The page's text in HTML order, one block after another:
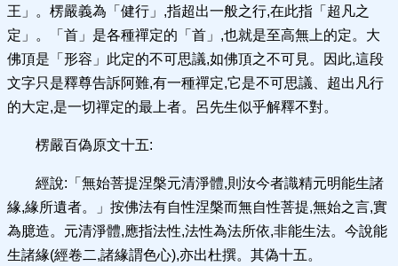
王」。楞嚴義為「健行」,指超出一般之行,在此指「超凡之
定」。「首」是各種禪定的「首」,也就是至高無上的定。大
佛頂是「形容」此定的不可思議,如佛頂之不可見。因此,這段
文字只是釋尊告訴阿難,有一種禪定,它是不可思議、超出凡行
的大定,是一切禪定的最上者。呂先生似乎解釋不對。
楞嚴百偽原文十五:
經說:「無始菩提涅槃元清淨體,則汝今者識精元明能生諸
緣,緣所遺者。」按佛法有自性涅槃而無自性菩提,無始之言,實
為臆造。元清淨體,應指法性,法性為法所依,非能生法。今說能
生諸緣(經卷二,諸緣謂色心),亦出杜撰。其偽十五。